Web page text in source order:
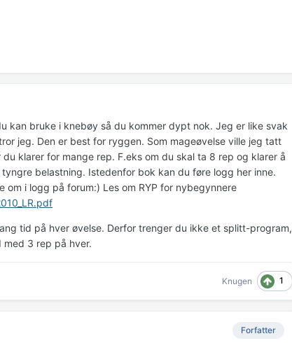
kan bruke i knebøy så du kommer dypt nok. Jeg er like svak
jeg. Den er best for ryggen. Som mageøvelse ville jeg tatt
klarer for mange rep. F.eks om du skal ta 8 rep og klarer å
belastning. Istedenfor bok kan du føre logg her inne.
i logg på forum:) Les om RYP for nybegynnere
tid på hver øvelse. Derfor trenger du ikke et splitt-program,
3 rep på hver.
Knugen 1
Forfatter